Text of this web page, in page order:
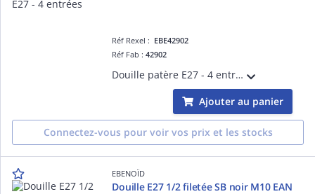
Réf Rexel : EBE42902
Réf Fab :42902
Douille patère E27 - 4 entrées, blanc, modèle:support de lampe d'éclairage, IP20, IK08, test au fil incandescent:650 °C
Ajouter au panier
Connectez-vous pour voir vos prix et les stocks
EBENOÏD
Douille E27 1/2 filetée SB noir M10 EAN